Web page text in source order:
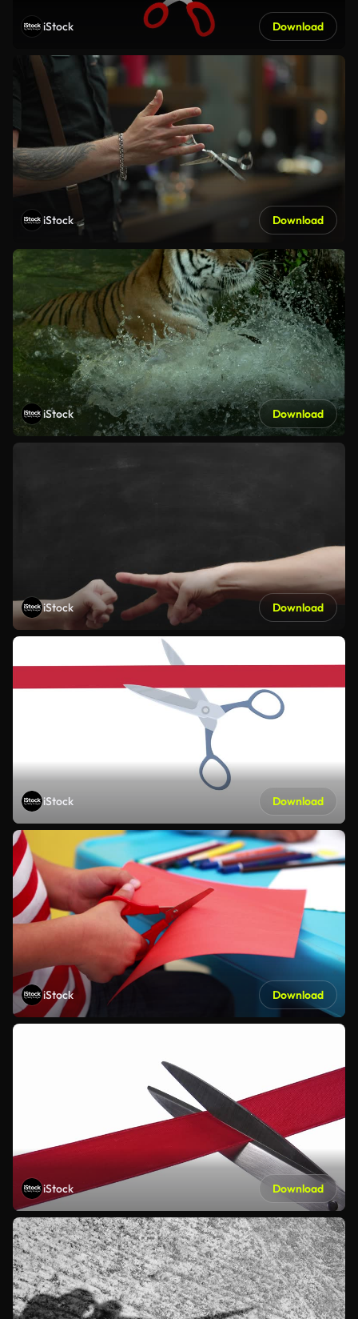
iStock Download
iStock Download
iStock Download
iStock Download
iStock Download
iStock Download
iStock Download